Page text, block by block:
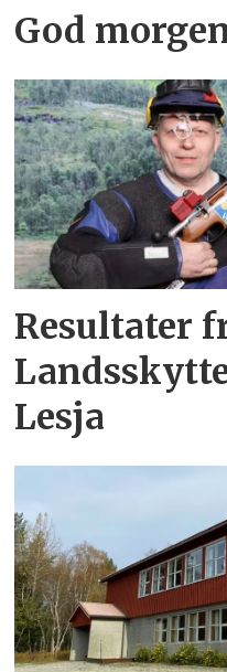
God
Resultater
Lesja